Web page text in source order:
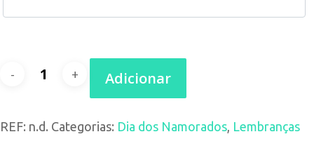
Quantidade
Porta-
Adicionar
REF: n.d. Categorias: Dia dos Namorados Lembranças